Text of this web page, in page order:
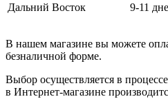
Дальний Восток 9-11
В нашем магазине вы можете
безналичной форме.
Выбор осуществляется в
в Интернет-магазине